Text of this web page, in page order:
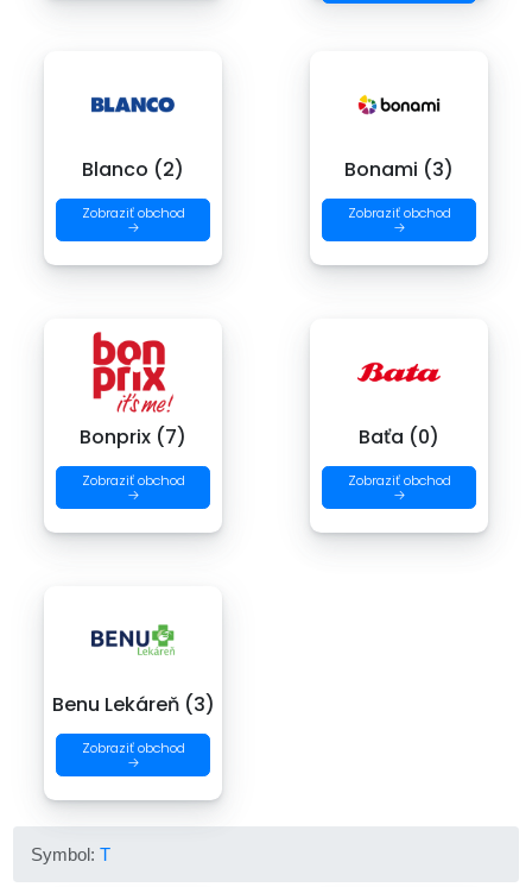
Blanco (2)
Zobraziť obchod
→
Bonami (3)
Zobraziť obchod
→
Bonprix (7)
Zobraziť obchod
→
Baťa (0)
Zobraziť obchod
→
Benu Lekáreň (3)
Zobraziť obchod
→
Symbol:T